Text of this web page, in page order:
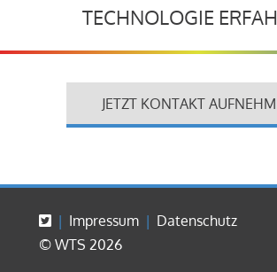
TECHNOLOGIE
JETZT KONTAKT
Impressum
Datenschutz
© WTS 2026